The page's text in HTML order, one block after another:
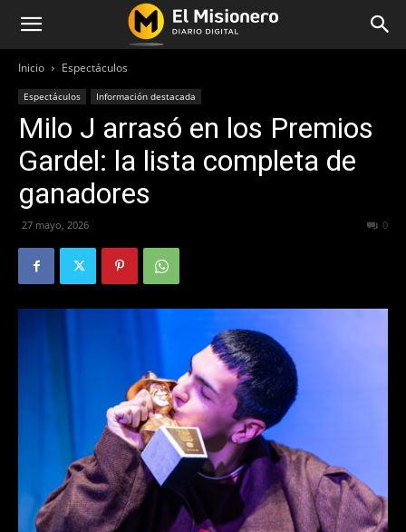
Inicio Espectáculos
Espectáculos Información destacada
Milo J arrasó en los Premios
Gardel: la lista completa de
ganadores
27 mayo, 2026 0